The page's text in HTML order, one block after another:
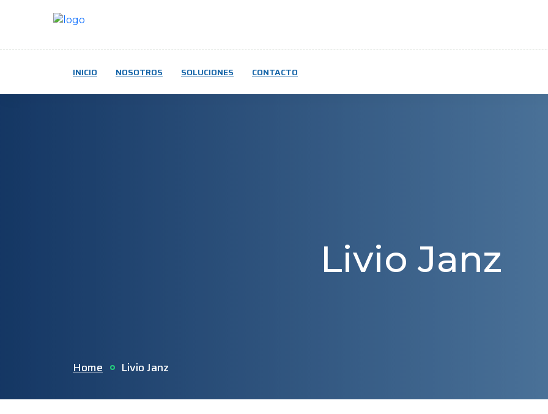
INICIO NOSOTROS SOLUCIONES CONTACTO
Livio Janz
Home Livio Janz